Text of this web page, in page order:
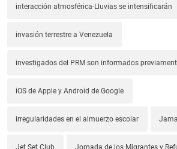
interacción atmosférica-Lluvias se intensificarán
invasión terrestre a Venezuela
investigados del PRM son informados
iOS de Apple y Android de Google
irregularidades en el almuerzo escolar
Jet Set Club Jornada de los Migrantes y